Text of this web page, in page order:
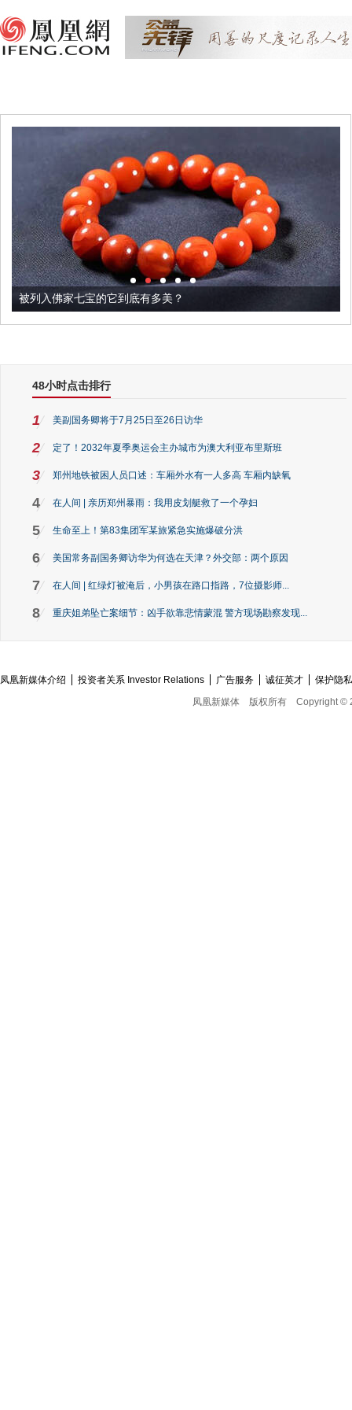
被列入佛家七宝的它到底有多美？
48小时点击排行
1 美副国务卿将于7月25日至26日访华
2 定了！2032年夏季奥运会主办城市为澳大利亚布里斯班
3 郑州地铁被困人员口述：车厢外水有一人多高 车厢内缺氧
4 在人间 | 亲历郑州暴雨：我用皮划艇救了一个孕妇
5 生命至上！第83集团军某旅紧急实施爆破分洪
6 美国常务副国务卿访华为何选在天津？外交部：两个原因
7 在人间 | 红绿灯被淹后，小男孩在路口指路，7位摄影师...
8 重庆姐弟坠亡案细节：凶手欲靠悲情蒙混 警方现场勘察发现...
凤凰新媒体介绍 投资者关系 Investor Relations 广告服务 诚征英才
保护隐
凤凰新媒体
版权所有 Copyright ©